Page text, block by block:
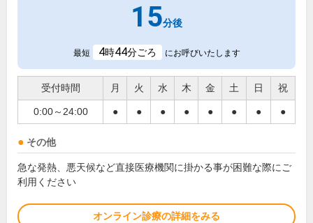
15分後
最短 4時44分ごろ にお呼びいたします
受付時間 月 火 水 木 金 土 日 祝
0:00～24:00 ● ● ● ● ● ● ● ●
その他
急な発熱、悪天候など直接医療機関に掛かる事が困難な際にご
利用ください
オンライン診療の詳細をみる